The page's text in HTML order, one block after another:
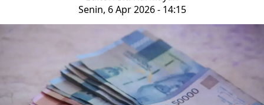
Senin, 6 Apr 2026 - 14:15